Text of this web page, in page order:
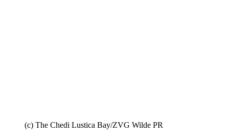
(c) The Chedi Lustica Bay/ZVG Wilde PR